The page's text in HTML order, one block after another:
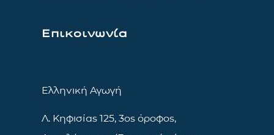
Επικοινωνία
Ελληνική Αγωγή
Λ. Κηφισίας 125, 3ος όροφος,